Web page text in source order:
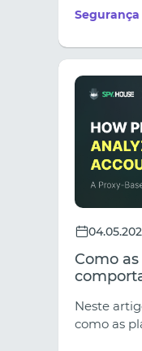
explicar
deteção
Como
Neste
como as